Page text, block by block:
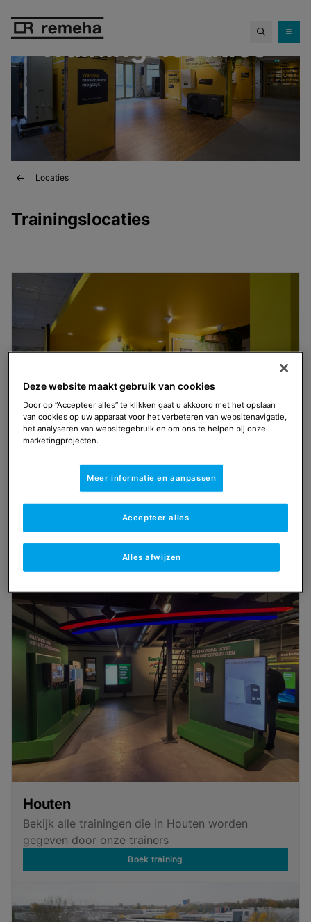
Trainingslocaties
Locaties
Trainingslocaties
Apeldoorn
Bekijk alle trainingen die in Apeldoorn worden
Boek training
Houten
Bekijk alle trainingen die in Houten worden
gegeven door onze trainers
Boek training
Deze website maakt gebruik van cookies
Door op “Accepteer alles” te klikken gaat u akkoord met het opslaan
van cookies op uw apparaat voor het verbeteren van websitenavigatie,
het analyseren van websitegebruik en om ons te helpen bij onze
marketingprojecten.
Meer informatie en aanpassen
Alles afwijzen
Accepteer alles